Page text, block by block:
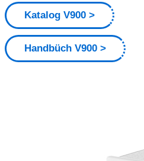
Katalog V900
Handbüch V900